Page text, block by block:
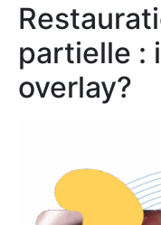
partielle :
overlay?